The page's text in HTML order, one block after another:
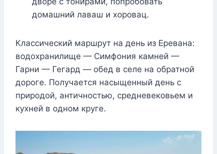
домашний лаваш и хоровац.
Классический маршрут на день из Еревана:
водохранилище — Симфония камней —
Гарни — Гегард — обед в селе на обратной
дороге. Получается насыщенный день с
природой, античностью, средневековьем и
кухней в одном круге.